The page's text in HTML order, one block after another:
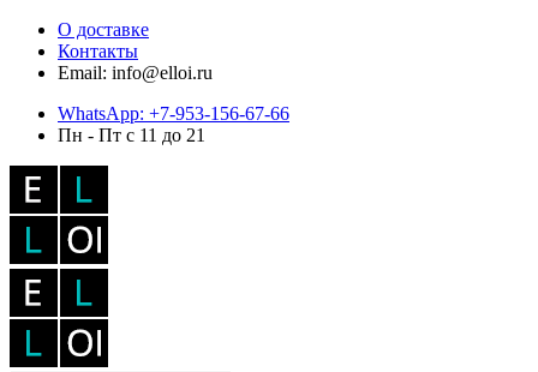
О доставке
Контакты
Email: info@elloi.ru
WhatsApp: +7-953-156-67-66
Пн - Пт с 11 до 21